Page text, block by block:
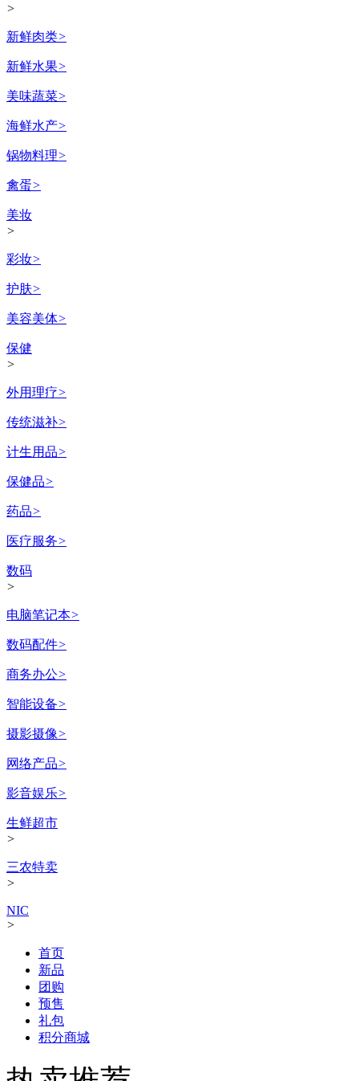
>
新鲜肉类>
新鲜水果>
美味蔬菜>
海鲜水产>
锅物料理>
禽蛋>
美妆
>
彩妆>
护肤>
美容美体>
保健
>
外用理疗>
传统滋补>
计生用品>
保健品>
药品>
医疗服务>
数码
>
电脑笔记本>
数码配件>
商务办公>
智能设备>
摄影摄像>
网络产品>
影音娱乐>
生鲜超市
>
三农特卖
>
NIC
>
首页
新品
团购
预售
礼包
积分商城